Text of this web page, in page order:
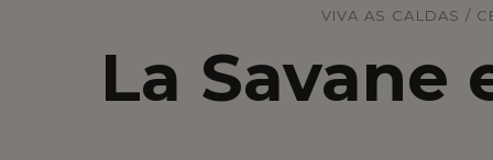
VIVA AS CALDAS /
La Savane